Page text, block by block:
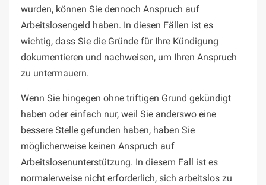
wurden, können Sie dennoch Anspruch auf
Arbeitslosengeld haben. In diesen Fällen ist es
wichtig, dass Sie die Gründe für Ihre Kündigung
dokumentieren und nachweisen, um Ihren Anspruch
zu untermauern.
Wenn Sie hingegen ohne triftigen Grund gekündigt
haben oder einfach nur, weil Sie anderswo eine
bessere Stelle gefunden haben, haben Sie
möglicherweise keinen Anspruch auf
Arbeitslosenunterstützung. In diesem Fall ist es
normalerweise nicht erforderlich, sich arbeitslos zu